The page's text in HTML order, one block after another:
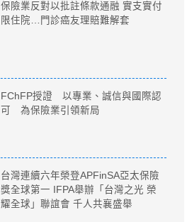
保險業反對以批註條款通融 實支實付
限住院…門診癌友理賠難解套
FChFP授證 以專業、誠信與國際認
可 為保險業引領新局
台灣連續六年榮登APFinSA亞太保險
獎全球第一 IFPA舉辦「台灣之光 榮
耀全球」聯誼會 千人共襄盛舉